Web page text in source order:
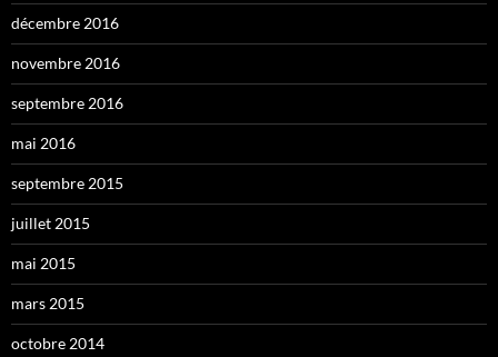
décembre 2016
novembre 2016
septembre 2016
mai 2016
septembre 2015
juillet 2015
mai 2015
mars 2015
octobre 2014